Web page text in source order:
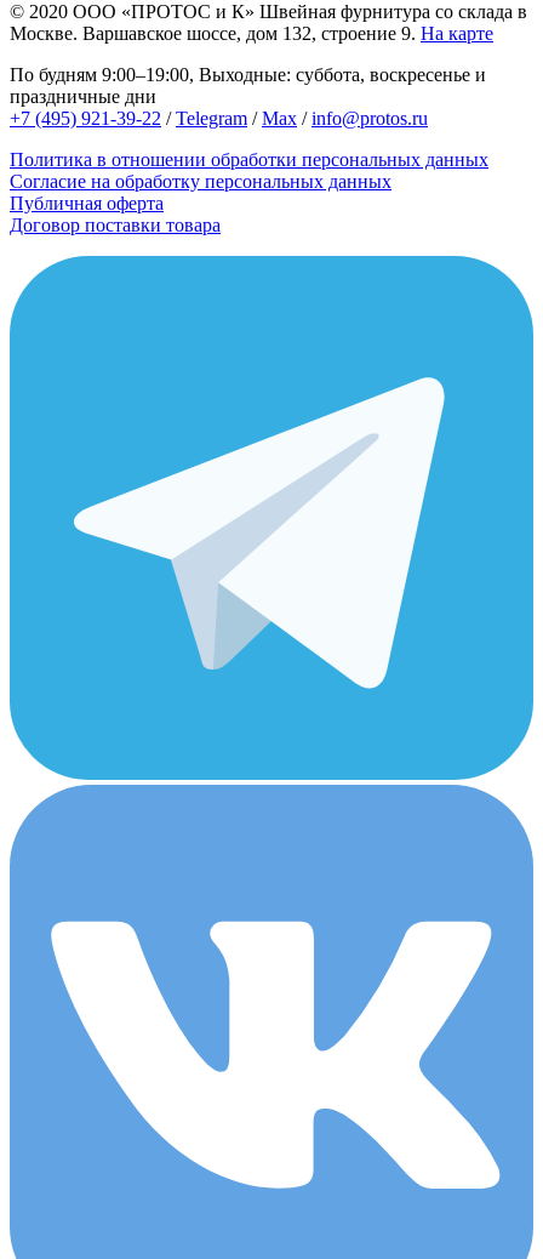
© 2020 ООО «ПРОТОС и К» Швейная фурнитура со склада в
Москве. Варшавское шоссе, дом 132, строение 9. На карте
По будням 9:00–19:00, Выходные: суббота, воскресенье и
праздничные дни
+7 (495) 921-39-22 /Telegram /Max /info@protos.ru
Политика в отношении обработки персональных данных
Согласие на обработку персональных данных
Публичная оферта
Договор поставки товара